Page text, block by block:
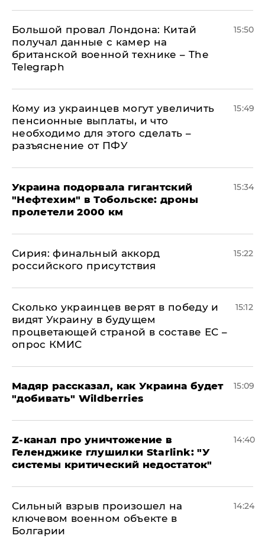
Большой провал Лондона: Китай
получал данные с камер на
британской военной технике – The
Telegraph
15:50
Кому из украинцев могут увеличить
пенсионные выплаты, и что
необходимо для этого сделать –
разъяснение от ПФУ
15:49
Украина подорвала гигантский
"Нефтехим" в Тобольске: дроны
пролетели 2000 км
15:34
​Сирия: финальный аккорд
российского присутствия
15:22
Сколько украинцев верят в победу и
видят Украину в будущем
процветающей страной в составе ЕС –
опрос КМИС
15:12
Мадяр рассказал, как Украина будет
"добивать" Wildberries
15:09
Z-канал про уничтожение в
Геленджике глушилки Starlink: "У
системы критический недостаток"
14:40
Сильный взрыв произошел на
ключевом военном объекте в
Болгарии
14:24